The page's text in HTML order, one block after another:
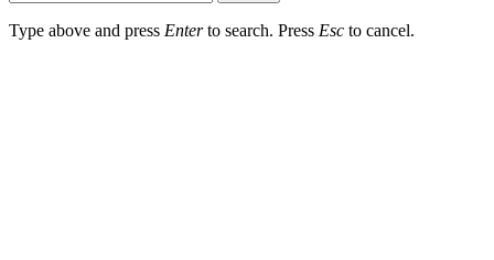
Type above and press Enterto search. Press Esc to cancel.